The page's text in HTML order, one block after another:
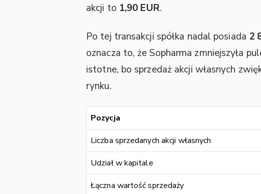
akcji to 1,90 EUR.
Po tej transakcji spółka nadal posiada 2
oznacza to, że Sopharma zmniejszyła
istotne, bo sprzedaż akcji własnych
rynku.
Pozycja
Liczba sprzedanych akcji własnych
Udział w kapitale
Łączna wartość sprzedaży